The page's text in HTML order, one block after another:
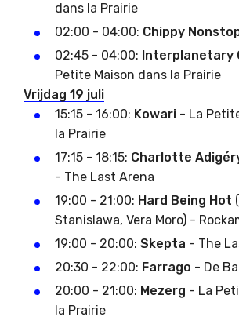
dans la Prairie
02:00 - 04:00: Chippy
02:45 - 04:00: Interplanetary
Petite Maison dans la Prairie
Vrijdag 19 juli
15:15 - 16:00: Kowari - La
la Prairie
17:15 - 18:15: Charlotte
- The Last Arena
19:00 - 21:00: Hard Being Hot
Stanislawa, Vera Moro) -
19:00 - 20:00: Skepta - The
20:30 - 22:00: Farrago - De
20:00 - 21:00: Mezerg - La
la Prairie